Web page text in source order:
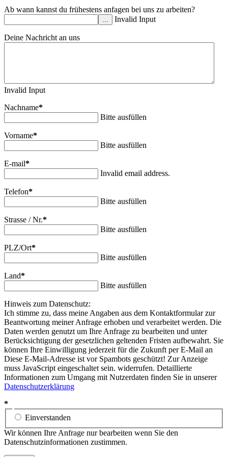
Ab wann kannst du frühestens anfagen bei uns zu arbeiten?
Invalid Input
Deine Nachricht an uns
Invalid Input
Nachname*
Bitte ausfüllen
Vorname*
Bitte ausfüllen
E-mail*
Invalid email address.
Telefon*
Bitte ausfüllen
Strasse / Nr.*
Bitte ausfüllen
PLZ/Ort*
Bitte ausfüllen
Land*
Bitte ausfüllen
Hinweis zum Datenschutz:
Ich stimme zu, dass meine Angaben aus dem Kontaktformular zur
Beantwortung meiner Anfrage erhoben und verarbeitet werden. Die
Daten werden genutzt um Ihre Anfrage zu bearbeiten und unter
Berücksichtigung der gesetzlichen geltenden Fristen aufbewahrt. Sie
können Ihre Einwilligung jederzeit für die Zukunft per E-Mail an
Diese E-Mail-Adresse ist vor Spambots geschützt! Zur Anzeige
muss JavaScript eingeschaltet sein. widerrufen. Detaillierte
Informationen zum Umgang mit Nutzerdaten finden Sie in unserer
Datenschutzerklärung
*
Einverstanden
Wir können Ihre Anfrage nur bearbeiten wenn Sie den
Datenschutzinformationen zustimmen.